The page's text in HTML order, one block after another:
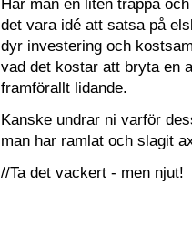
Har man en liten trappa
det vara idé att satsa på
dyr investering och
vad det kostar att bryta en
framförallt lidande.
Kanske undrar ni varför
man har ramlat och slagit
//Ta det vackert - men njut!